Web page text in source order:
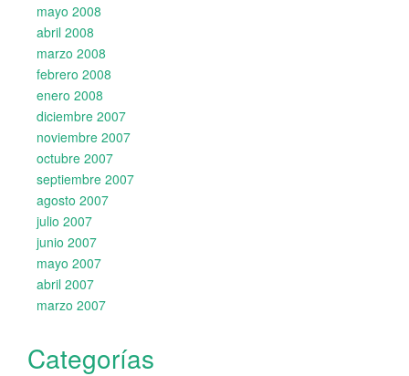
mayo 2008
abril 2008
marzo 2008
febrero 2008
enero 2008
diciembre 2007
noviembre 2007
octubre 2007
septiembre 2007
agosto 2007
julio 2007
junio 2007
mayo 2007
abril 2007
marzo 2007
Categorías